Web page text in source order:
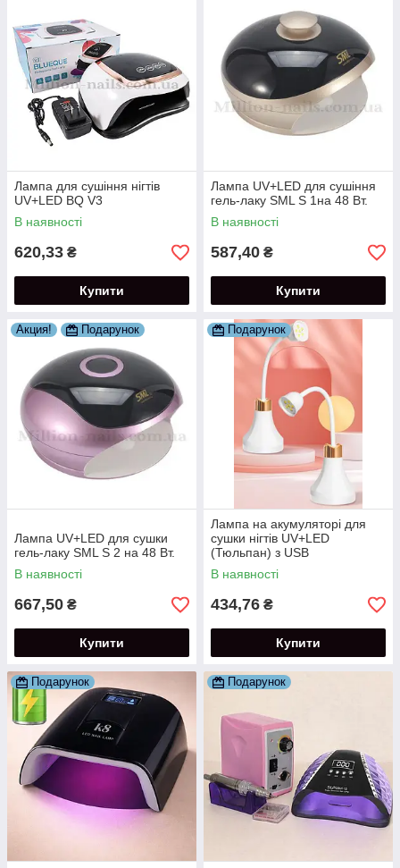
Лампа для сушіння нігтів
UV+LED BQ V3
В наявності
620,33 ₴
Купити
Лампа UV+LED для сушіння
гель-лаку SML S 1на 48 Вт.
В наявності
587,40 ₴
Купити
Акция! Подарунок
Лампа UV+LED для сушки
гель-лаку SML S 2 на 48 Вт.
В наявності
667,50 ₴
Купити
Подарунок
Лампа на акумуляторі для
сушки нігтів UV+LED
(Тюльпан) з USB
підключенням потужністю 18
Вт.
В наявності
434,76 ₴
Купити
Подарунок Подарунок